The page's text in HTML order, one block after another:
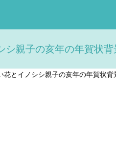
シ親子の亥年の年賀状
花とイノシシ親子の亥年の年賀状